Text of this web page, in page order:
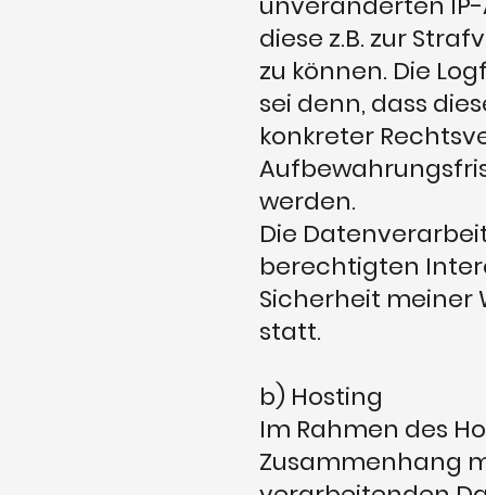
diese z.B. zur
zu können. Die
sei denn, dass
konkreter
werden.
Die
berechtigten
Sicherheit meiner
statt.
b) Hosting
Im Rahmen des
Zusammenhang